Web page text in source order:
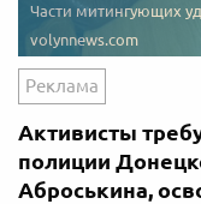
Части митингующих
volynnews.com
Реклама
Активисты
полиции
Аброськина,